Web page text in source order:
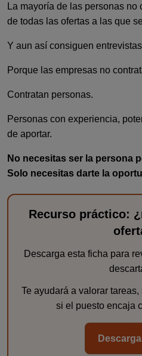
La mayoría de las personas
de todas las ofertas a las que
Y aun así consiguen
Porque las empresas no
Contratan personas.
Personas con experiencia,
de aportar.
No necesitas ser la persona
Solo necesitas darte la
Recurso práctico:
Descarga esta ficha para
Te ayudará a valorar
si el puesto encaja